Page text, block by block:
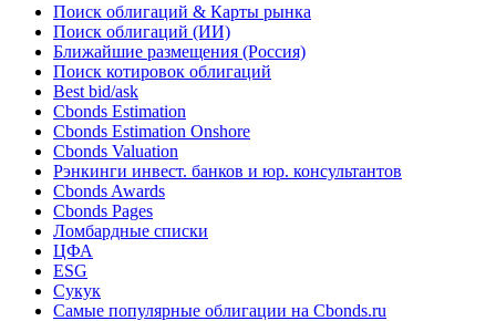
Поиск облигаций & Карты рынка
Поиск облигаций (ИИ)
Ближайшие размещения (Россия)
Поиск котировок облигаций
Best bid/ask
Cbonds Estimation
Cbonds Estimation Onshore
Cbonds Valuation
Рэнкинги инвест. банков и юр. консультантов
Cbonds Awards
Cbonds Pages
Ломбардные списки
ЦФА
ESG
Сукук
Самые популярные облигации на Cbonds.ru